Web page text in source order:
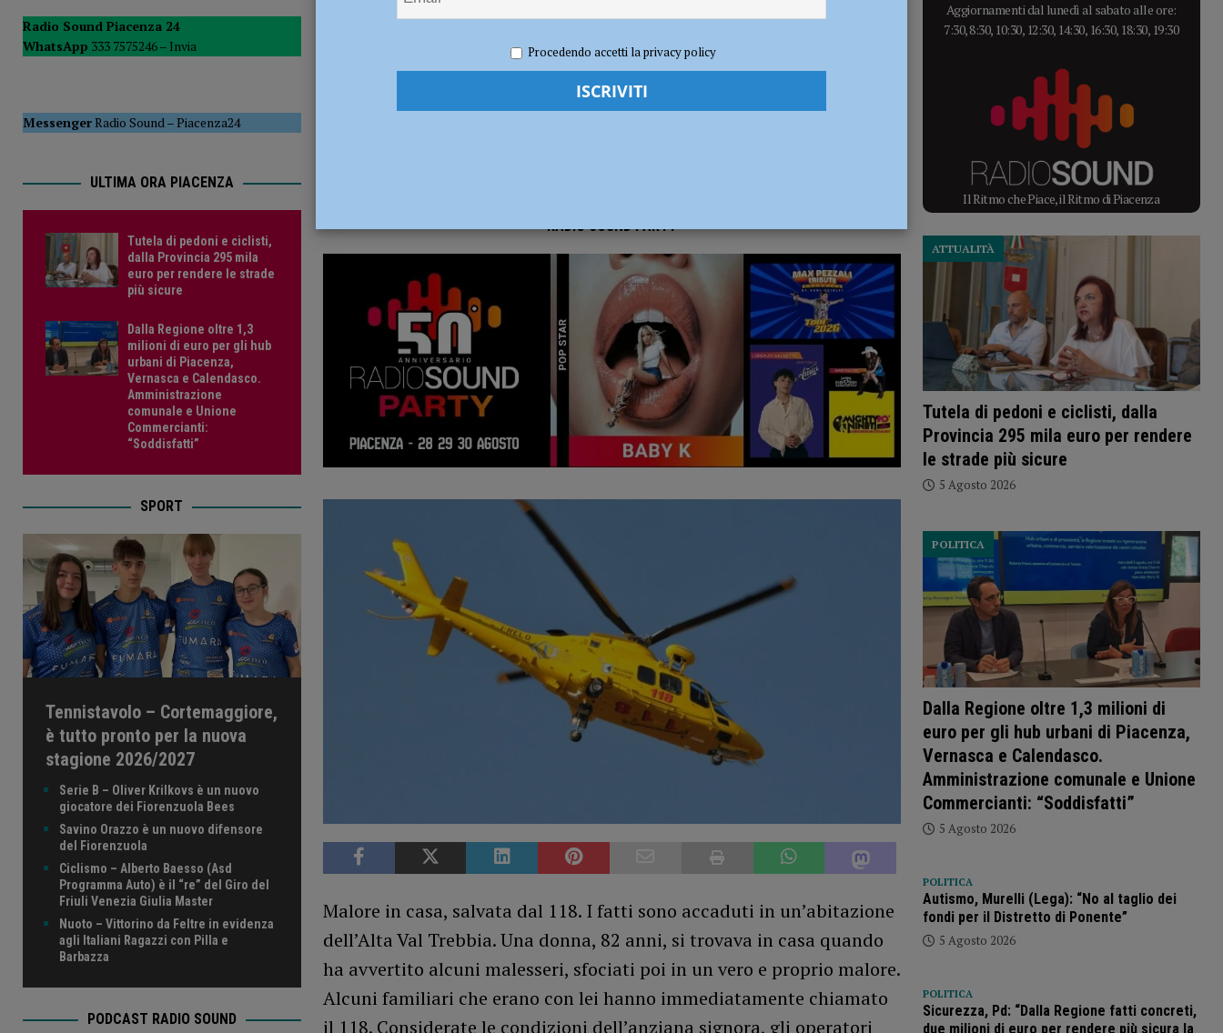
POLITICA
[ 5 Agosto 2026 ] Caldo estremo e asili nido, Tagliaferri (FdI): “Verificare subito la situazione nella provincia di Piacenza”
RADIO SOUND PARTY
Malore in casa, salvata dal 118. I fatti sono accaduti in un’abitazione
dell’Alta Val Trebbia. Una donna, 82 anni, si trovava in casa quando
ha avvertito alcuni malesseri, sfociati poi in un vero e proprio malore.
Alcuni familiari che erano con lei hanno immediatamente chiamato
il 118. Considerate le condizioni dell’anziana signora, gli operatori
Radio Sound Piacenza 24
WhatsApp 333 7575246 – Invia
MessengerRadio Sound–Piacenza24
ULTIMA ORA PIACENZA
Tutela di pedoni e ciclisti,
dalla Provincia 295 mila
euro per rendere le strade
più sicure
Dalla Regione oltre 1,3
milioni di euro per gli hub
urbani di Piacenza,
Vernasca e Calendasco.
Amministrazione
comunale e Unione
Commercianti:
“Soddisfatti”
SPORT
Tennistavolo – Cortemaggiore,
è tutto pronto per la nuova
stagione 2026/2027
Serie B – Oliver Krilkovs è un nuovo
giocatore dei Fiorenzuola Bees
Savino Orazzo è un nuovo difensore
del Fiorenzuola
Ciclismo – Alberto Baesso (Asd
Programma Auto) è il “re” del Giro del
Friuli Venezia Giulia Master
Nuoto – Vittorino da Feltre in evidenza
agli Italiani Ragazzi con Pilla e
Barbazza
PODCAST RADIO SOUND
Aggiornamenti dal lunedì al sabato alle ore:
7:30, 8:30, 10:30, 12:30, 14:30, 16:30, 18:30, 19:30
Il Ritmo che Piace, il Ritmo di Piacenza
Tutela di pedoni e ciclisti, dalla
Provincia 295 mila euro per rendere
le strade più sicure
ATTUALITÀ
5 Agosto 2026
Dalla Regione oltre 1,3 milioni di
euro per gli hub urbani di Piacenza,
Vernasca e Calendasco.
Amministrazione comunale e Unione
Commercianti: “Soddisfatti”
POLITICA
5 Agosto 2026
POLITICA
Autismo, Murelli (Lega): “No al taglio dei
fondi per il Distretto di Ponente”
5 Agosto 2026
POLITICA
Sicurezza, Pd: “Dalla Regione fatti concreti,
due milioni di euro per rendere più sicura la
Procedendo accetti la privacy policy